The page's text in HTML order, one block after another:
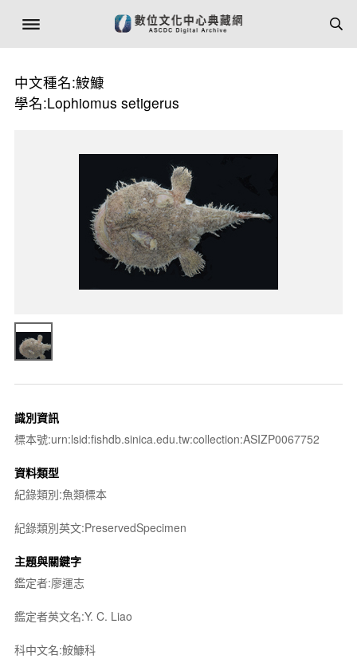
中文種名:鮟鱇
學名:Lophiomus setigerus
識別資訊
標本號:urn:lsid:fishdb.sinica.edu.tw:collection:ASIZP0067752
資料類型
紀錄類別:魚類標本
紀錄類別英文:PreservedSpecimen
主題與關鍵字
鑑定者:廖運志
鑑定者英文名:Y. C. Liao
科中文名:鮟鱇科